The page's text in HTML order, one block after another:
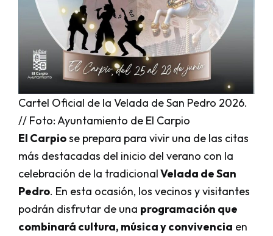
Cartel Oficial de la Velada de San Pedro 2026.
// Foto: Ayuntamiento de El Carpio
El Carpiose prepara para vivir una de las citas
más destacadas del inicio del verano con la
celebración de la tradicionalVelada de San
Pedro. En esta ocasión, los vecinos y visitantes
podrán disfrutar de una programación que
combinará cultura, música y convivencia en